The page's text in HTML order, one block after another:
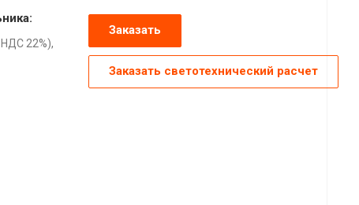
22%),
Заказать
Заказать светотехнический расчет